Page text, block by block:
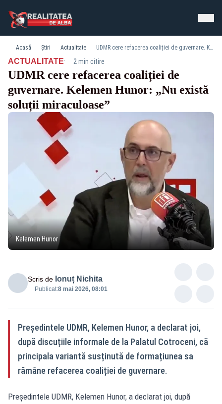
Acasă Știri Actualitate UDMR cere refacerea coaliției de guvernare. Kelemen Hunor: „Nu există soluții miraculoase”
ACTUALITATE· 2 min citire
UDMR cere refacerea coaliției de
guvernare. Kelemen Hunor: „Nu există
soluții miraculoase”
Kelemen Hunor
Scris de Ionuț Nichita
Publicat:8 mai 2026, 08:01
Președintele UDMR, Kelemen Hunor, a declarat joi,
după discuțiile informale de la Palatul Cotroceni, că
principala variantă susținută de formațiunea sa
rămâne refacerea coaliției de guvernare.
Președintele UDMR, Kelemen Hunor, a declarat joi, după